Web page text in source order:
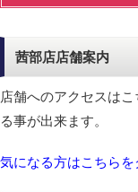
茜部店店舗案内
店舗へのアクセスは
る事が出来ます。
気になる方はこちら